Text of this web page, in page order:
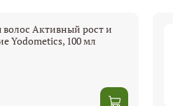
волос Активный рост и
Yodometics, 100 мл